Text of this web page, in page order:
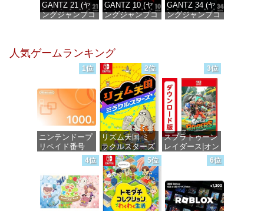
GANTZ 21 (ヤ
ングジャンプコ
価格：¥100
GANTZ 10 (ヤ
ングジャンプコ
GANTZ 34 (ヤ
ングジャンプコ
人気ゲームランキング
1位
ニンテンドープ
リペイド番号
1000円|オンラ
インコード版
価格：¥1,000
2位
リズム天国 ミ
ラクルスターズ
-Switch
価格：¥5,595
3位
スプラトゥーン
レイダース|オン
ラインコード版
4位 5位 6位